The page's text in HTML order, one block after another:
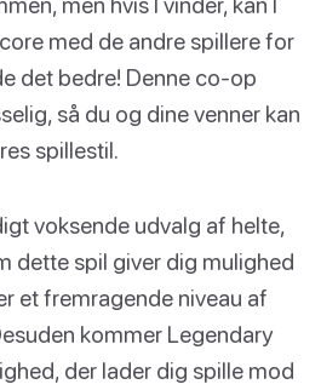
med de andre spillere for
det bedre! Denne co-op
så du og dine venner kan
spillestil.
voksende udvalg af helte,
dette spil giver dig mulighed
et fremragende niveau af
kommer Legendary
der lader dig spille mod